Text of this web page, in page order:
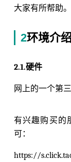
大家有所帮助。
2环境介
2.1.硬件
网上的一个第
有兴趣购买的
可：
https://